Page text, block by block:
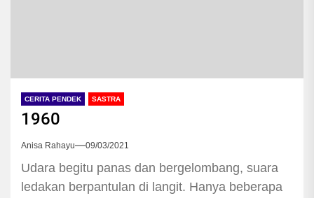
CERITA PENDEK SASTRA
1960
Anisa Rahayu 09/03/2021
Udara begitu panas dan bergelombang, suara
ledakan berpantulan di langit. Hanya beberapa